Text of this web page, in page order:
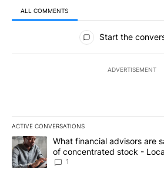
ALL COMMENTS
All Comments
Start the
ADVERTISEMENT
ACTIVE CONVERSATIONS
The following is a list of the most
A trending article titled "What
What financial advisors are
of concentrated stock -
1